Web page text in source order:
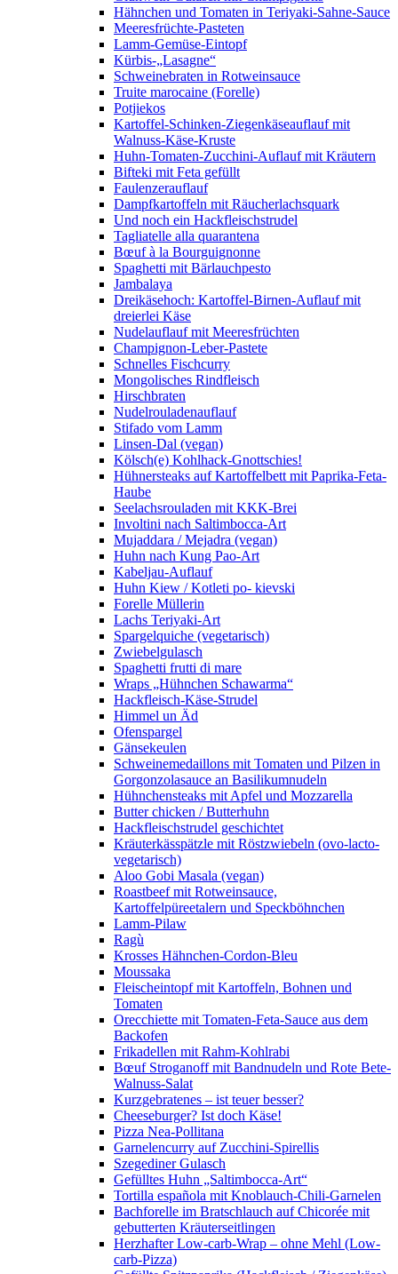
Hähnchen und Tomaten in Teriyaki-Sahne-Sauce
Meeresfrüchte-Pasteten
Lamm-Gemüse-Eintopf
Kürbis-„Lasagne“
Schweinebraten in Rotweinsauce
Truite marocaine (Forelle)
Potjiekos
Kartoffel-Schinken-Ziegenkäseauflauf mit
Walnuss-Käse-Kruste
Huhn-Tomaten-Zucchini-Auflauf mit Kräutern
Bifteki mit Feta gefüllt
Faulenzerauflauf
Dampfkartoffeln mit Räucherlachsquark
Und noch ein Hackfleischstrudel
Tagliatelle alla quarantena
Bœuf à la Bourguignonne
Spaghetti mit Bärlauchpesto
Jambalaya
Dreikäsehoch: Kartoffel-Birnen-Auflauf mit
dreierlei Käse
Nudelauflauf mit Meeresfrüchten
Champignon-Leber-Pastete
Schnelles Fischcurry
Mongolisches Rindfleisch
Hirschbraten
Nudelrouladenauflauf
Stifado vom Lamm
Linsen-Dal (vegan)
Kölsch(e) Kohlhack-Gnottschies!
Hühnersteaks auf Kartoffelbett mit Paprika-Feta-
Haube
Seelachsrouladen mit KKK-Brei
Involtini nach Saltimbocca-Art
Mujaddara / Mejadra (vegan)
Huhn nach Kung Pao-Art
Kabeljau-Auflauf
Huhn Kiew / Kotleti po- kievski
Forelle Müllerin
Lachs Teriyaki-Art
Spargelquiche (vegetarisch)
Zwiebelgulasch
Spaghetti frutti di mare
Wraps „Hühnchen Schawarma“
Hackfleisch-Käse-Strudel
Himmel un Äd
Ofenspargel
Gänsekeulen
Schweinemedaillons mit Tomaten und Pilzen in
Gorgonzolasauce an Basilikumnudeln
Hühnchensteaks mit Apfel und Mozzarella
Butter chicken / Butterhuhn
Hackfleischstrudel geschichtet
Kräuterkässpätzle mit Röstzwiebeln (ovo-lacto-
vegetarisch)
Aloo Gobi Masala (vegan)
Roastbeef mit Rotweinsauce,
Kartoffelpüreetalern und Speckböhnchen
Lamm-Pilaw
Ragù
Krosses Hähnchen-Cordon-Bleu
Moussaka
Fleischeintopf mit Kartoffeln, Bohnen und
Tomaten
Orecchiette mit Tomaten-Feta-Sauce aus dem
Backofen
Frikadellen mit Rahm-Kohlrabi
Bœuf Stroganoff mit Bandnudeln und Rote Bete-
Walnuss-Salat
Kurzgebratenes – ist teuer besser?
Cheeseburger? Ist doch Käse!
Pizza Nea-Pollitana
Garnelencurry auf Zucchini-Spirellis
Szegediner Gulasch
Gefülltes Huhn „Saltimbocca-Art“
Tortilla española mit Knoblauch-Chili-Garnelen
Bachforelle im Bratschlauch auf Chicorée mit
gebutterten Kräuterseitlingen
Herzhafter Low-carb-Wrap – ohne Mehl (Low-
carb-Pizza)